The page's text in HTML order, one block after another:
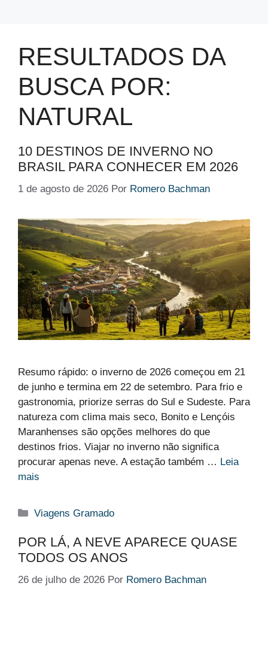
RESULTADOS DA
BUSCA POR:
NATURAL
10 DESTINOS DE INVERNO NO
BRASIL PARA CONHECER EM 2026
1 de agosto de 2026 Por Romero Bachman
Resumo rápido: o inverno de 2026 começou em 21
de junho e termina em 22 de setembro. Para frio e
gastronomia, priorize serras do Sul e Sudeste. Para
natureza com clima mais seco, Bonito e Lençóis
Maranhenses são opções melhores do que
destinos frios. Viajar no inverno não significa
procurar apenas neve. A estação também … Leia
mais
Categorias
Viagens Gramado
POR LÁ, A NEVE APARECE QUASE
TODOS OS ANOS
26 de julho de 2026 Por Romero Bachman